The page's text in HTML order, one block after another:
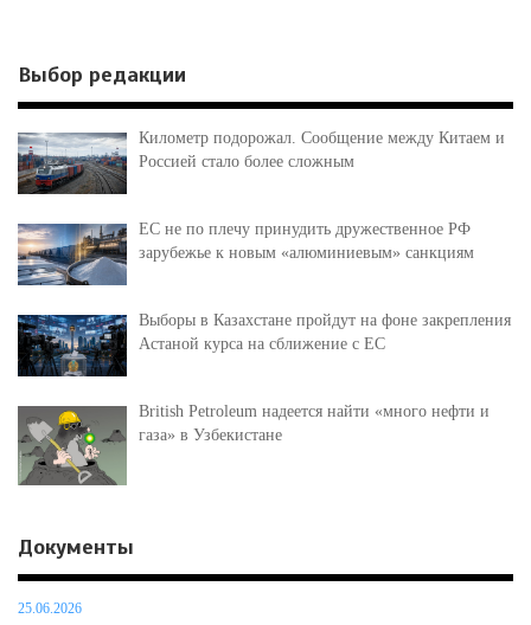
Выбор редакции
Километр подорожал. Сообщение между Китаем и
Россией стало более сложным
ЕС не по плечу принудить дружественное РФ
зарубежье к новым «алюминиевым» санкциям
Выборы в Казахстане пройдут на фоне закрепления
Астаной курса на сближение с ЕС
British Petroleum надеется найти «много нефти и
газа» в Узбекистане
Документы
25.06.2026